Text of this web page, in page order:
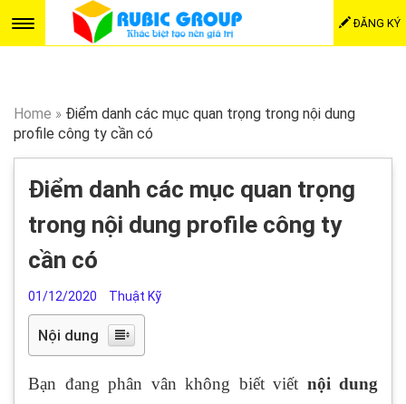
ĐĂNG KÝ
Home » Điểm danh các mục quan trọng trong nội dung
profile công ty cần có
Điểm danh các mục quan trọng
trong nội dung profile công ty
cần có
01/12/2020 Thuật Kỹ
Nội dung
Bạn đang phân vân không biết viết nội dung